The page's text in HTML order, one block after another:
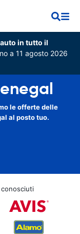
in tutto il
a 11 agosto 2026
le offerte delle
al posto tuo.